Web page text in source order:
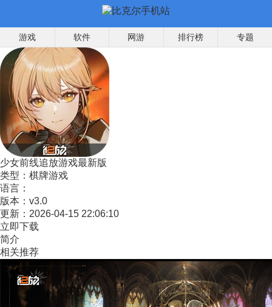
游戏 软件 网游 排行榜 专题
少女前线追放游戏最新版
类型： 棋牌游戏
语言：
版本： v3.0
更新： 2026-04-15 22:06:10
立即下载
简介
相关推荐